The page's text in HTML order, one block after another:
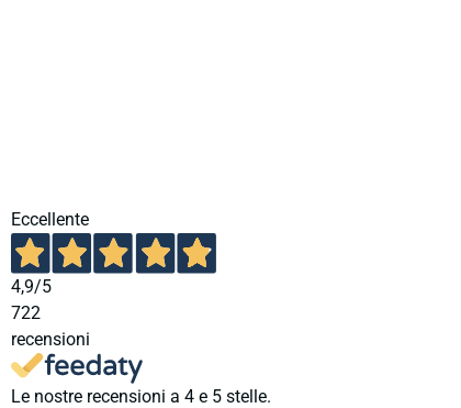
Eccellente
4,9/5
722
recensioni
Le nostre recensioni a 4 e 5 stelle.